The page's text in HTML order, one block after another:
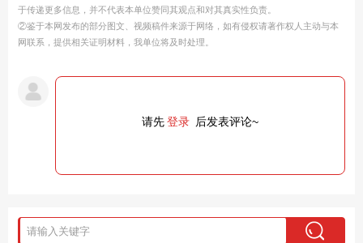
于传递更多信息，并不代表本单位赞同其观点和对其真实性负责。
②鉴于本网发布的部分图文、视频稿件来源于网络，如有侵权请著作权人主动与本
网联系，提供相关证明材料，我单位将及时处理。
请先登录 后发表评论~